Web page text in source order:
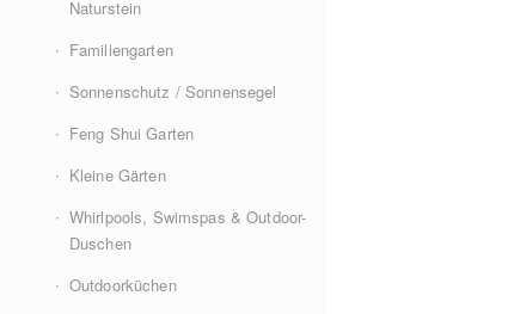
Naturstein
Familiengarten
Sonnenschutz / Sonnensegel
Feng Shui Garten
Kleine Gärten
Whirlpools, Swimspas & Outdoor-
Duschen
Outdoorküchen